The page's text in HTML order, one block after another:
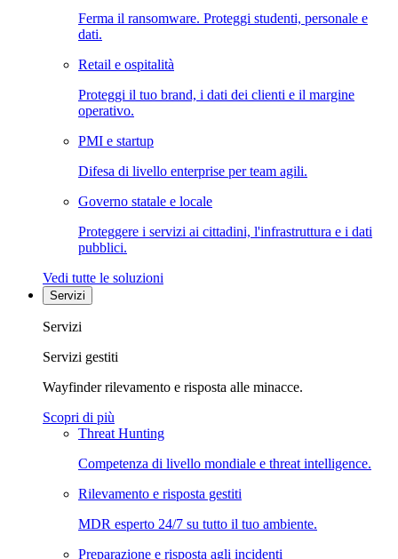
Ferma il ransomware. Proteggi studenti, personale e
dati.
Retail e ospitalità
Proteggi il tuo brand, i dati dei clienti e il margine
operativo.
PMI e startup
Difesa di livello enterprise per team agili.
Governo statale e locale
Proteggere i servizi ai cittadini, l'infrastruttura e i dati
pubblici.
Vedi tutte le soluzioni
Servizi
Servizi
Servizi gestiti
Wayfinder rilevamento e risposta alle minacce.
Scopri di più
Threat Hunting
Competenza di livello mondiale e threat intelligence.
Rilevamento e risposta gestiti
MDR esperto 24/7 su tutto il tuo ambiente.
Preparazione e risposta agli incidenti